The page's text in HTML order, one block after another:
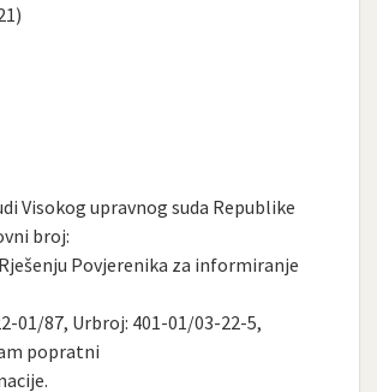
Visokog upravnog suda Republike
broj:
Povjerenika za informiranje
01/87, Urbroj: 401-01/03-22-5,
popratni